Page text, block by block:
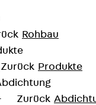
Rohbau
Zurück Produkte
Zurück